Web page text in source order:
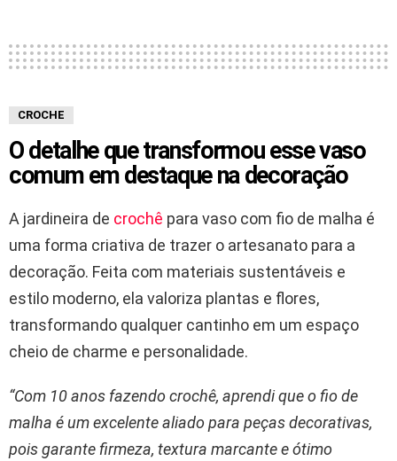
CROCHE
O detalhe que transformou esse vaso
comum em destaque na decoração
A jardineira de crochê para vaso com fio de malha é
uma forma criativa de trazer o artesanato para a
decoração. Feita com materiais sustentáveis e
estilo moderno, ela valoriza plantas e flores,
transformando qualquer cantinho em um espaço
cheio de charme e personalidade.
“Com 10 anos fazendo crochê, aprendi que o fio de
malha é um excelente aliado para peças decorativas,
pois garante firmeza, textura marcante e ótimo